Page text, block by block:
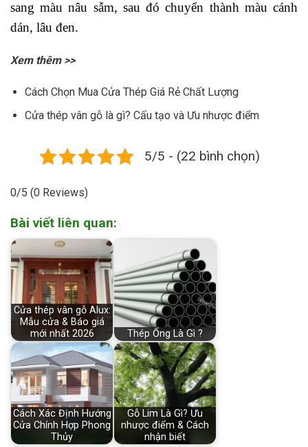
sang màu nâu sẫm, sau đó chuyển thành màu cánh
dán, lâu đen.
Xem thêm >>
Cách Chọn Mua Cửa Thép Giá Rẻ Chất Lượng
Cửa thép vân gỗ là gì? Cấu tạo và Ưu nhược điểm
5/5 - (22 bình chọn)
0/5 (0 Reviews)
Bài viết liên quan:
Cửa thép vân gỗ Alux:
Mẫu cửa & Báo giá
mới nhất 2026
Thép Ống Là Gì ?
Cách Xác Định Hướng
Cửa Chính Hợp Phong
Thủy
Gỗ Lim Là Gì? Ưu
nhược điểm & Cách
nhận biết